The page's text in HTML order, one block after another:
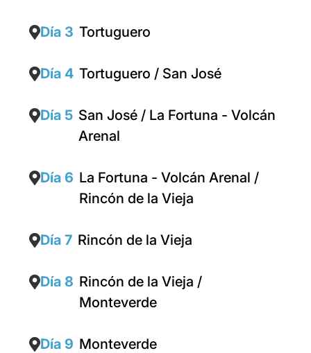
Día 3 Tortuguero
Día 4 Tortuguero / San José
Día 5 San José / La Fortuna - Volcán
Arenal
Día 6 La Fortuna - Volcán Arenal /
Rincón de la Vieja
Día 7 Rincón de la Vieja
Día 8 Rincón de la Vieja /
Monteverde
Día 9 Monteverde